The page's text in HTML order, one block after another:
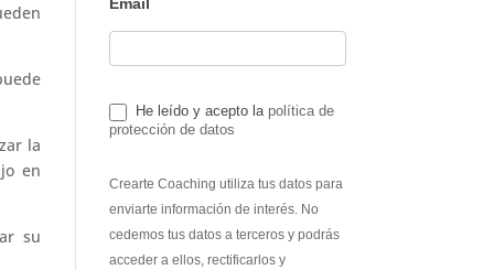
la
en
su
He leído y acepto la política de
protección de datos
Crearte Coaching utiliza tus datos para
enviarte información de interés. No
cedemos tus datos a terceros y podrás
acceder a ellos, rectificarlos y